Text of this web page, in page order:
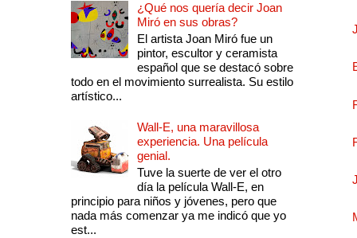
¿Qué nos quería decir Joan
Miró en sus obras?
El artista Joan Miró fue un
pintor, escultor y ceramista
español que se destacó sobre
todo en el movimiento surrealista. Su estilo
artístico...
Wall-E, una maravillosa
experiencia. Una película
genial.
Tuve la suerte de ver el otro
día la película Wall-E, en
principio para niños y jóvenes, pero que
nada más comenzar ya me indicó que yo
est...